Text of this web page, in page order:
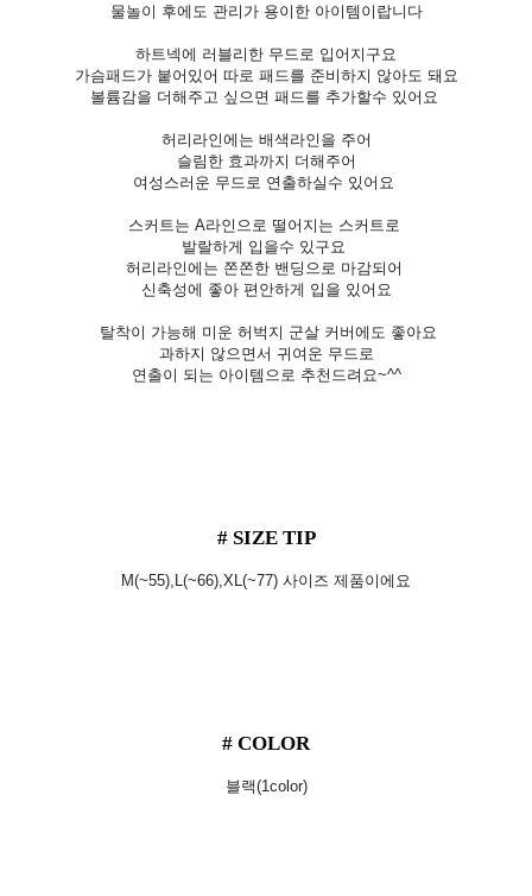
물놀이 후에도 관리가 용이한 아이템이랍니다
하트넥에 러블리한 무드로 입어지구요
가슴패드가 붙어있어 따로 패드를 준비하지 않아도 돼요
볼륨감을 더해주고 싶으면 패드를 추가할수 있어요
허리라인에는 배색라인을 주어
슬림한 효과까지 더해주어
여성스러운 무드로 연출하실수 있어요
스커트는 A라인으로 떨어지는 스커트로
발랄하게 입을수 있구요
허리라인에는 쫀쫀한 밴딩으로 마감되어
신축성에 좋아 편안하게 입을 있어요
탈착이 가능해 미운 허벅지 군살 커버에도 좋아요
과하지 않으면서 귀여운 무드로
연출이 되는 아이템으로 추천드려요~^^
# SIZE TIP
M(~55),L(~66),XL(~77) 사이즈 제품이에요
# COLOR
블랙(1color)